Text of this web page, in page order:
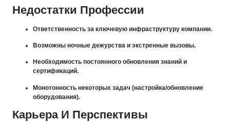
Недостатки Профессии
Ответственность за ключевую инфраструктуру компании.
Возможны ночные дежурства и экстренные вызовы.
Необходимость постоянного обновления знаний и
сертификаций.
Монотонность некоторых задач (настройка/обновление
оборудования).
Карьера И Перспективы